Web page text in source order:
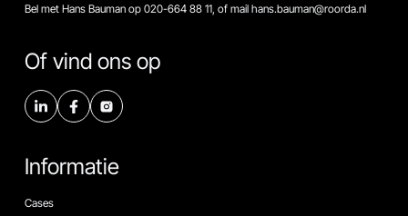
Bel met Hans Bauman op 020-664 88 11, of mail hans.bauman@roorda.nl
Of vind ons op
Informatie
Cases